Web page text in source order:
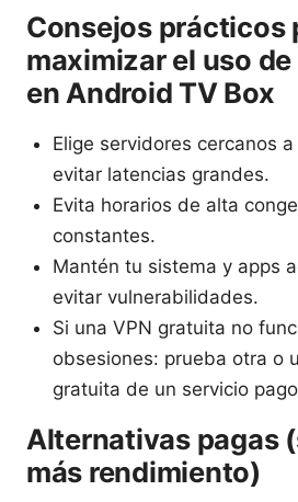
Consejos prácticos
maximizar el uso
en Android TV Box
Elige servidores cercanos
evitar latencias grandes.
Evita horarios de alta
constantes.
Mantén tu sistema y apps
evitar vulnerabilidades.
Si una VPN gratuita no
obsesiones: prueba otra o
gratuita de un servicio
Alternativas pagas
más rendimiento)